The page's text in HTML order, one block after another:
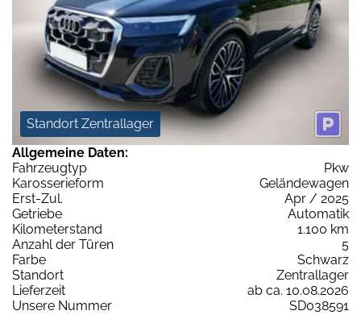
Standort Zentrallager
Allgemeine Daten:
Fahrzeugtyp
Pkw
Karosserieform
Geländewagen
Erst-Zul.
Apr / 2025
Getriebe
Automatik
Kilometerstand
1.100 km
Anzahl der Türen
5
Farbe
Schwarz
Standort
Zentrallager
Lieferzeit
ab ca. 10.08.2026
Unsere Nummer
SD038591